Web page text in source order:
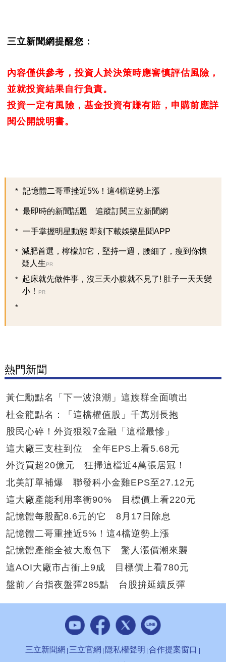
三立新聞網提醒您：
內容僅供參考，投資人於決策時應審慎評估風險，
並就投資結果自行負責。
投資一定有風險，基金投資有賺有賠，申購前應詳
閱公開說明書。
記憶體二哥重挫近5%！這4檔逆勢上漲
最即時的新聞話題 追蹤訂閱三立新聞網
一手掌握明星動態 即刻下載娛樂星聞APP
減肥首選，檸檬加它，堅持一週，腰細了，瘦到你懷
疑人生PR
起床就先做件事，沒三天小腹就不見了! 肚子一天天變
小！
PR
熱門新聞
黃仁勳點名「下一波浪潮」這族群全面噴出
杜金龍點名：「這檔權值股」千萬別長抱
股民心碎！外資狠殺7金融「這檔最慘」
這大廠三支柱到位 全年EPS上看5.68元
外資買超20億元 狂掃這檔近4萬張居冠！
北美訂單補爆 聯發科小金雞EPS至27.12元
這大廠產能利用率衝90% 目標價上看220元
記憶體每股配8.6元的它 8月17日除息
記憶體二哥重挫近5%！這4檔逆勢上漲
記憶體產能全被大廠包下 驚人漲價潮來襲
這AOI大廠市占衝上9成 目標價上看780元
盤前／台指夜盤彈285點 台股拚延續反彈
三立新聞網 三立官網 隱私權聲明 合作提案窗口